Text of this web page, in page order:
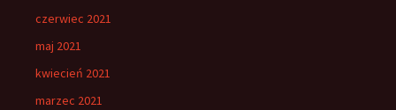
czerwiec 2021
maj 2021
kwiecień 2021
marzec 2021